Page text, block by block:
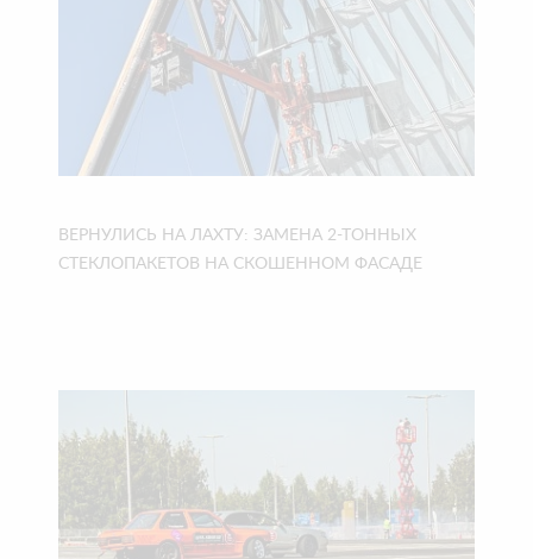
ВЕРНУЛИСЬ НА ЛАХТУ: ЗАМЕНА 2-ТОННЫХ
СТЕКЛОПАКЕТОВ НА СКОШЕННОМ ФАСАДЕ